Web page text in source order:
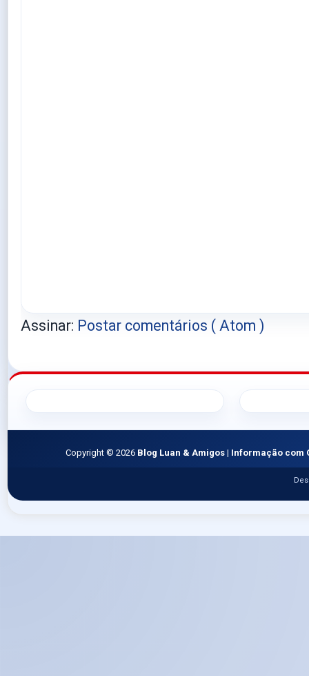
Assinar: Postar comentários ( Atom )
Copyright © 2026 Blog Luan & Amigos | Informação